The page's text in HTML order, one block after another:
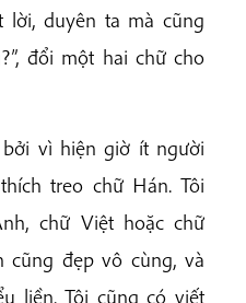
lời, duyên ta mà cũng
đổi một hai chữ cho
vì hiện giờ ít người
treo chữ Hán. Tôi
chữ Việt hoặc chữ
cũng đẹp vô cùng, và
liền. Tôi cũng có viết